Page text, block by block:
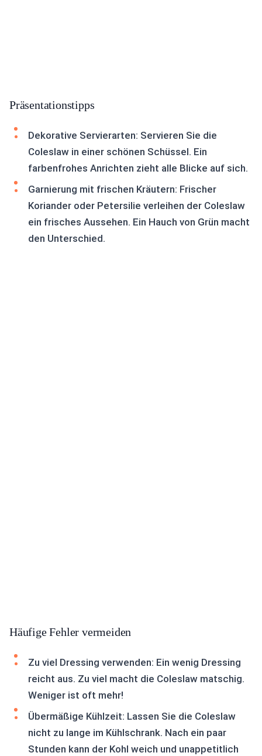
Präsentationstipps
Dekorative Servierarten: Servieren Sie die
Coleslaw in einer schönen Schüssel. Ein
farbenfrohes Anrichten zieht alle Blicke auf sich.
Garnierung mit frischen Kräutern: Frischer
Koriander oder Petersilie verleihen der Coleslaw
ein frisches Aussehen. Ein Hauch von Grün macht
den Unterschied.
Häufige Fehler vermeiden
Zu viel Dressing verwenden: Ein wenig Dressing
reicht aus. Zu viel macht die Coleslaw matschig.
Weniger ist oft mehr!
Übermäßige Kühlzeit: Lassen Sie die Coleslaw
nicht zu lange im Kühlschrank. Nach ein paar
Stunden kann der Kohl weich und unappetitlich